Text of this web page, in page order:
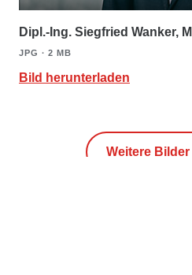
Dipl.-Ing. Siegfried Wanker,
JPG ∙ 2 MB
Bild herunterladen
Weitere